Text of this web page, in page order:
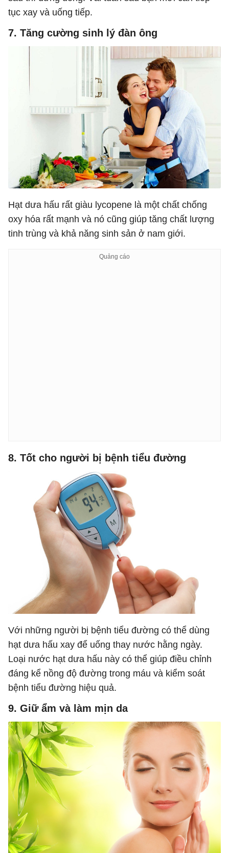
tục xay và uống tiếp.
7. Tăng cường sinh lý đàn ông
Hạt dưa hấu rất giàu lycopene là một chất chống
oxy hóa rất mạnh và nó cũng giúp tăng chất lượng
tinh trùng và khả năng sinh sản ở nam giới.
8. Tốt cho người bị bệnh tiểu đường
Với những người bị bệnh tiểu đường có thể dùng
hạt dưa hấu xay để uống thay nước hằng ngày.
Loại nước hạt dưa hấu này có thể giúp điều chỉnh
đáng kể nồng độ đường trong máu và kiểm soát
bệnh tiểu đường hiệu quả.
9. Giữ ẩm và làm mịn da